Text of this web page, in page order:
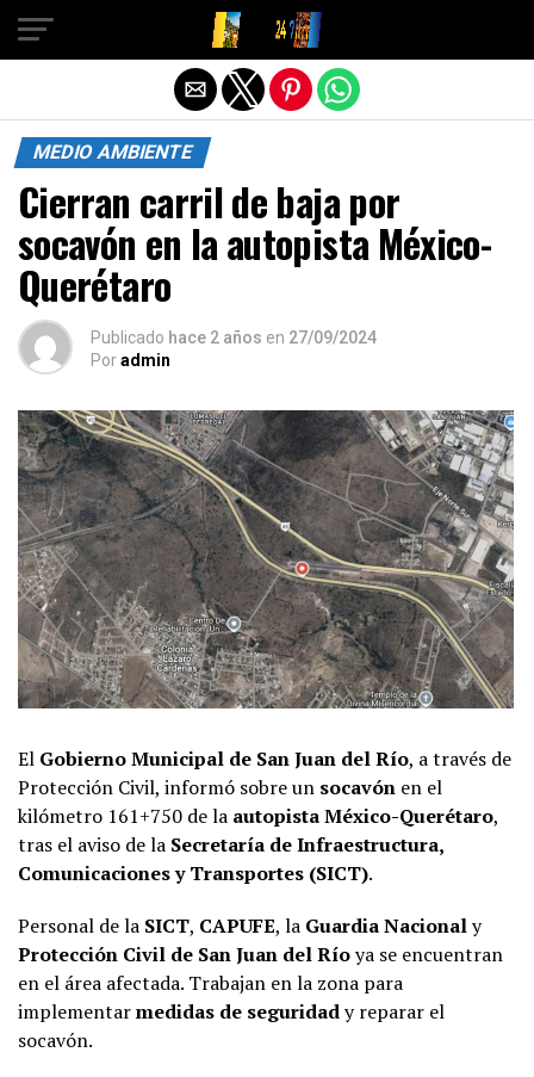
MEDIO AMBIENTE
Cierran carril de baja por
socavón en la autopista México-
Querétaro
Publicado hace 2 años en 27/09/2024
Poradmin
El Gobierno Municipal de San Juan del Río, a través de
Protección Civil, informó sobre un socavón en el
kilómetro 161+750 de la autopista México-Querétaro,
tras el aviso de la Secretaría de Infraestructura,
Comunicaciones y Transportes (SICT).
Personal de la SICT, CAPUFE, la Guardia Nacionaly
Protección Civil de San Juan del Ríoya se encuentran
en el área afectada. Trabajan en la zona para
implementarmedidas de seguridady reparar el
socavón.
Salir de la versión móvil